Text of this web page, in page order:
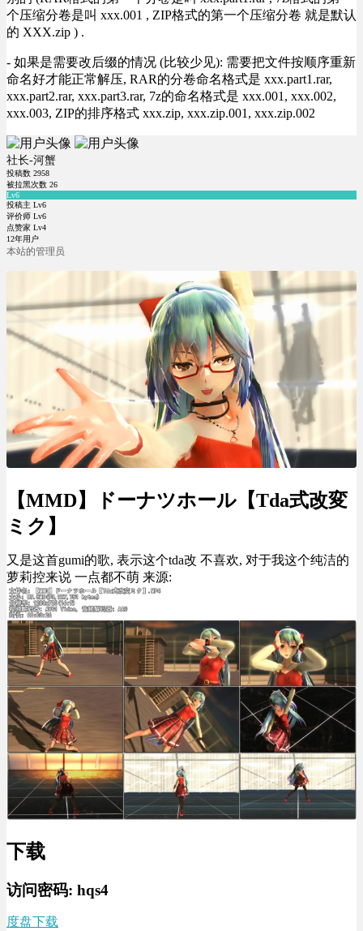
个压缩分卷是叫 xxx.001 , ZIP格式的第一个压缩分卷 就是默认
的 XXX.zip ) .
- 如果是需要改后缀的情况 (比较少见): 需要把文件按顺序重新
命名好才能正常解压, RAR的分卷命名格式是 xxx.part1.rar,
xxx.part2.rar, xxx.part3.rar, 7z的命名格式是 xxx.001, xxx.002,
xxx.003, ZIP的排序格式 xxx.zip, xxx.zip.001, xxx.zip.002
社长-河蟹
投稿数 2958
被拉黑次数 26
Lv6
投稿主 Lv6
评价师 Lv6
点赞家 Lv4
12年用户
本站的管理员
【MMD】ドーナツホール【Tda式改変
ミク】
又是这首gumi的歌, 表示这个tda改 不喜欢, 对于我这个纯洁的
萝莉控来说 一点都不萌 来源:
下载
访问密码: hqs4
度盘下载